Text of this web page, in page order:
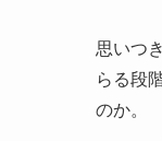
思いつ
らる段
のか。